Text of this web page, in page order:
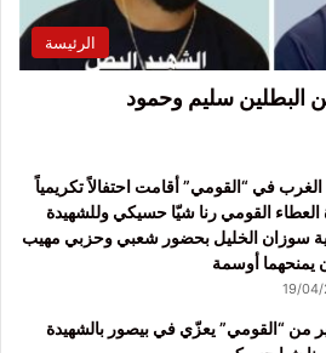
الرئيسة
البطلين سليم وحمود
الغرب في “القومي” أقامت احتفالاً تكريمياً
العطاء القومي رنا شيّا حسيكي وللشهيدة
سوزان الخليل بحضور شعبي وحزبي مهيب
يمنحهما أوسمة
19/
من “القومي” يعزّي في بيصور بالشهيدة